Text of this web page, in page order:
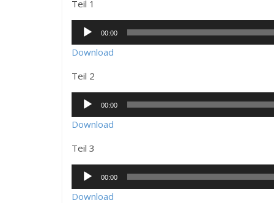
Teil 1
Audio-
Player
00:00
Download
Teil 2
Audio-
Player
00:00
Download
Teil 3
Audio-
Player
00:00
Download